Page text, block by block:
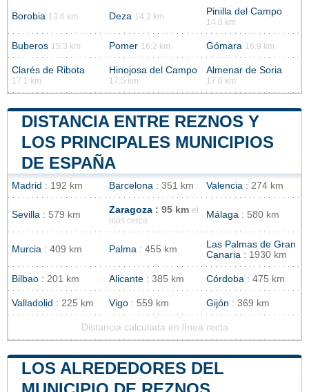
Borobia 13.6 km Deza 14.2 km Pinilla del Campo
14.8 km
Buberos 15.3 km Pomer 16.2 km Gómara 16.9 km
Clarés de Ribota
17.1 km
Hinojosa del Campo
17.5 km
Almenar de Soria
17.6 km
DISTANCIA ENTRE REZNOS Y
LOS PRINCIPALES MUNICIPIOS
DE ESPAÑA
Madrid : 192 km Barcelona : 351 km Valencia : 274 km
Sevilla : 579 km Zaragoza : 95 km el
más cerca
Málaga : 580 km
Murcia : 409 km Palma : 455 km
Las Palmas de Gran
Canaria : 1930 km
Bilbao : 201 km Alicante : 385 km Córdoba : 475 km
Valladolid : 225 km Vigo : 559 km Gijón : 369 km
Distancia calculada en línea recta
LOS ALREDEDORES DEL